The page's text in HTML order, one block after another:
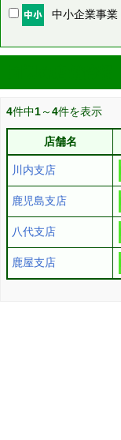
中小企業事業
4件中1～4件を表示
店舗名
川内支店
鹿児島支店
八代支店
鹿屋支店